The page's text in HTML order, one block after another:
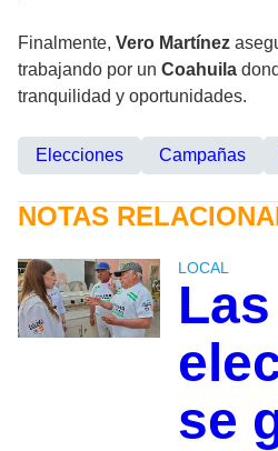
Finalmente, Vero Martínez
trabajando por un Coahuila
tranquilidad y oportunidades.
Elecciones Campañas
NOTAS
LOCAL
Las
se